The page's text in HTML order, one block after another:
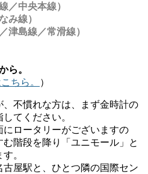
／中央本線）
み線）
津島線／常滑線）
ら。
ちら。 ）
、不慣れな方は、まず金時計の
てください。
ロータリーがございますの
階段を降り「ユニモール」と
。
古屋駅と、ひとつ隣の国際セン